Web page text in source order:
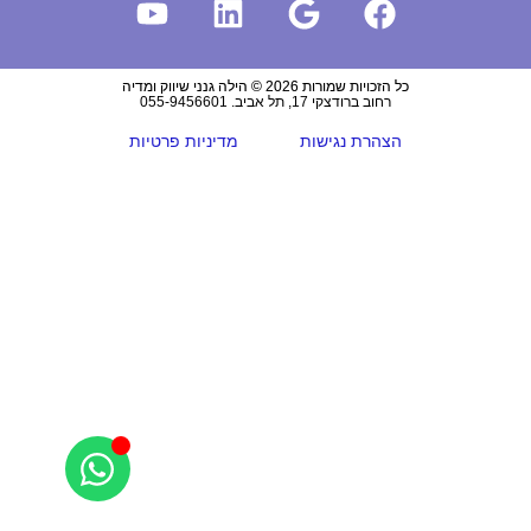
כל הזכויות שמורות 2026 © הילה גנני שיווק ומדיה
רחוב ברודצקי 17, תל אביב. 055-9456601
הצהרת נגישות מדיניות פרטיות